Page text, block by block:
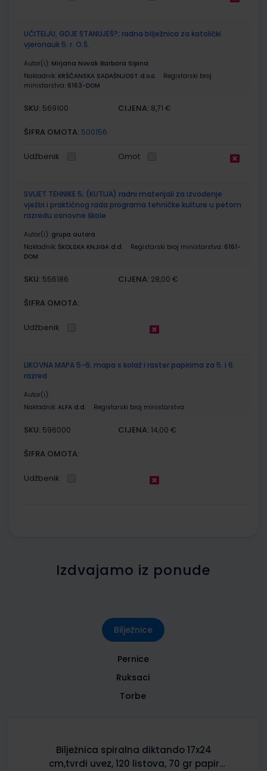
UČITELJU, GDJE STANUJEŠ?; radna bilježnica za katolički
vjeronauk 5. r. O.Š.
Autor(i): Mirjana Novak Barbara Sipina
Nakladnik: KRŠĆANSKA SADAŠNJOST d.o.o.
Registarski broj
ministarstva: 6163-DOM
SKU: 569100 CIJENA: 8,71 €
ŠIFRA OMOTA: 500156
Udžbenik Omot
SVIJET TEHNIKE 5; (KUTIJA) radni materijali za izvođenje
vježbi i praktičnog rada programa tehničke kulture u petom
razredu osnovne škole
Autor(i): grupa autora
Nakladnik: ŠKOLSKA KNJIGA d.d. Registarski broj ministarstva: 6161-
DOM
SKU: 556186 CIJENA: 28,00 €
ŠIFRA OMOTA:
Udžbenik
LIKOVNA MAPA 5-6; mapa s kolaž i raster papirima za 5. i 6.
razred
Autor(i):
Nakladnik: ALFA d.d. Registarski broj ministarstva:
SKU: 596000 CIJENA: 14,00 €
ŠIFRA OMOTA:
Udžbenik
Izdvajamo iz ponude
Bilježnice
Pernice
Ruksaci
Torbe
Bilježnica spiralna diktando 17x24
cm,tvrdi uvez, 120 listova, 70 gr papir